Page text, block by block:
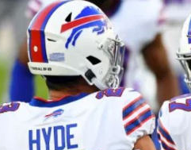
NFL – Power Rankings
Pronostics et paris NFL
Super Bowl LIX
Histoire et Légendes